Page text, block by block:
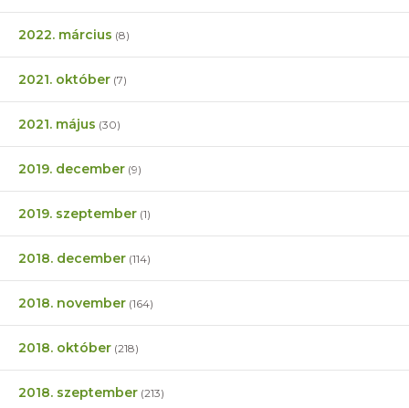
2022. március (8)
2021. október (7)
2021. május (30)
2019. december (9)
2019. szeptember (1)
2018. december (114)
2018. november (164)
2018. október (218)
2018. szeptember (213)